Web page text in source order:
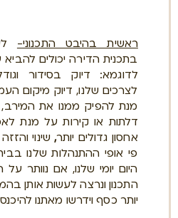
ראשית בהיבט התכנוני-
בתכנית הדירה יכולים
לדוגמא: דיוק בסידור
לצרכים שלנו, דיוק מיקום
מנת להפיק ממנו את המירב,
דלתות או קירות על מנת
אחסון גדולים יותר,שינוי
פי אופי ההתנהלות שלנו
היום יומי שלנו, אם נוותר
התכנון ונרצה לעשות אותן
יותר כסף וידרשו מאתנו